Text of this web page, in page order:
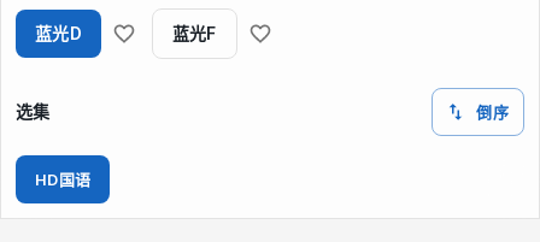
下阿发装满现金的密码箱交换之机，突然，一黑大汉掏枪对准大
骆，阿发也端起冲锋枪。大骆躲闪不及，胸部中弹，牟邦烈也被打
蓝光D 蓝光F
选集 倒序
HD国语